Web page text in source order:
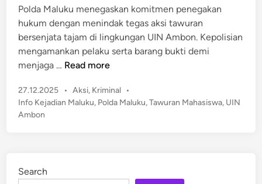
i
n
Polda Maluku menegaskan komitmen penegakan
hukum dengan menindak tegas aksi tawuran
bersenjata tajam di lingkungan UIN Ambon. Kepolisian
mengamankan pelaku serta barang bukti demi
menjaga … P
l
d
u
Read more
27.12.2025 • P
o
Aksi, Kriminal •
Info Kejadian Maluku, Polda Maluku,Tawuran Mahasiswa, UIN
Ambon
Search